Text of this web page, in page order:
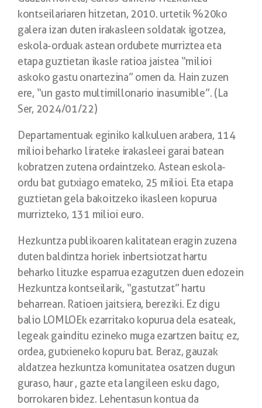
kontseilariaren hitzetan, 2010. urtetik %20ko
galera izan duten irakasleen soldatak igotzea,
eskola-orduak astean ordubete murriztea eta
etapa guztietan ikasle ratioa jaistea “milioi
askoko gastu onartezina” omen da. Hain zuzen
ere, “un gasto multimillonario inasumible”. (La
Ser, 2024/01/22)
Departamentuak eginiko kalkuluen arabera, 114
milioi beharko lirateke irakasleei garai batean
kobratzen zutena ordaintzeko. Astean eskola-
ordu bat gutxiago emateko, 25 milioi. Eta etapa
guztietan gela bakoitzeko ikasleen kopurua
murrizteko, 131 milioi euro.
Hezkuntza publikoaren kalitatean eragin zuzena
duten baldintza horiek inbertsiotzat hartu
beharko lituzke esparrua ezagutzen duen edozein
Hezkuntza kontseilarik, “gastutzat” hartu
beharrean. Ratioen jaitsiera, bereziki. Ez digu
balio LOMLOEk ezarritako kopurua dela esateak,
legeak gainditu ezineko muga ezartzen baitu; ez,
ordea, gutxieneko kopuru bat. Beraz, gauzak
aldatzea hezkuntza komunitatea osatzen dugun
guraso, haur , gazte eta langileen esku dago,
borrokaren bidez. Lehentasun kontua da